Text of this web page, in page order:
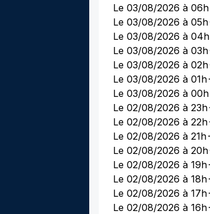
Le 03/08/2026 à 06h
Le 03/08/2026 à 05h
Le 03/08/2026 à 04h
Le 03/08/2026 à 03h
Le 03/08/2026 à 02h
Le 03/08/2026 à 01h
Le 03/08/2026 à 00h
Le 02/08/2026 à 23h
Le 02/08/2026 à 22h
Le 02/08/2026 à 21h
Le 02/08/2026 à 20h
Le 02/08/2026 à 19h
Le 02/08/2026 à 18h
Le 02/08/2026 à 17h
Le 02/08/2026 à 16h